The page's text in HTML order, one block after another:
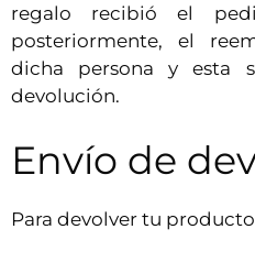
regalo recibió el
posteriormente, el
dicha persona y esta
devolución.
Envío de
Para devolver tu